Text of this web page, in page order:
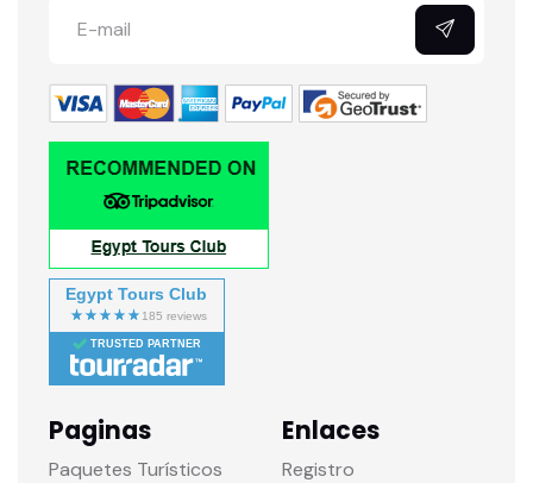
Egypt Tours Club
TRUSTED PARTNER
Paginas
Paquetes Turísticos
Enlaces
Registro